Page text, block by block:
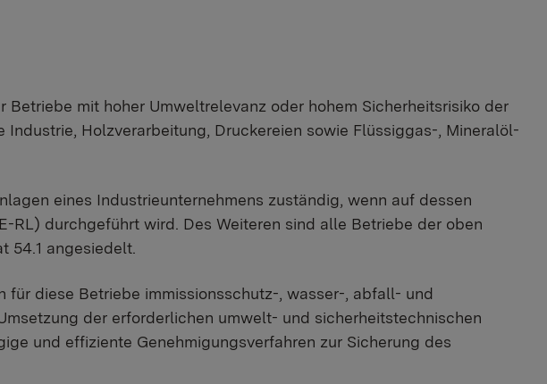
mit hoher Umweltrelevanz oder hohem Sicherheitsrisiko der
Holzverarbeitung, Druckereien sowie Flüssiggas-, Mineralöl-
eines Industrieunternehmens zuständig, wenn auf dessen
RL) durchgeführt wird. Des Weiteren sind alle Betriebe der oben
54.1 angesiedelt.
für diese Betriebe immissionsschutz-, wasser-, abfall- und
der erforderlichen umwelt- und sicherheitstechnischen
und effiziente Genehmigungsverfahren zur Sicherung des